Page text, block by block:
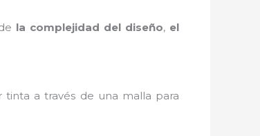
la complejidad del diseño, el
tinta a través de una malla para